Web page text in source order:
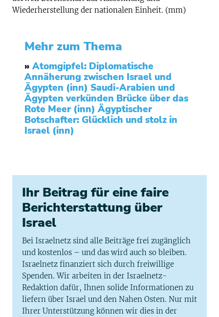
Wiederherstellung der nationalen Einheit. (mm)
Mehr zum Thema
»Atomgipfel: Diplomatische
Annäherung zwischen Israel und
Ägypten (inn) Saudi-Arabien und
Ägypten verkünden Brücke über das
Rote Meer (inn) Ägyptischer
Botschafter: Glücklich und stolz in
Israel (inn)
Ihr Beitrag für eine faire
Berichterstattung über
Israel
Bei Israelnetz sind alle Beiträge frei zugänglich
und kostenlos – und das wird auch so bleiben.
Israelnetz finanziert sich durch freiwillige
Spenden. Wir arbeiten in der Israelnetz-
Redaktion dafür, Ihnen solide Informationen zu
liefern über Israel und den Nahen Osten. Nur mit
Ihrer Unterstützung können wir dies in der